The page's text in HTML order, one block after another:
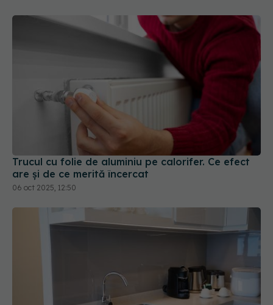
Trucul cu folie de aluminiu pe calorifer. Ce efect
are și de ce merită încercat
06 oct 2025, 12:50